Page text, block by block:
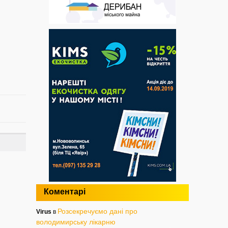
Коментарі
Virus в Розсекречуємо дані про
володимирську лікарню